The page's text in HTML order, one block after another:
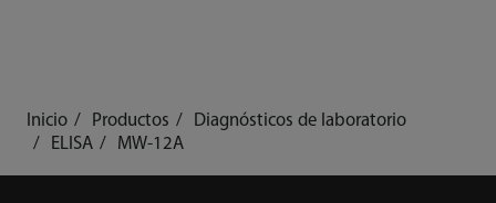
Inicio Productos
Diagnósticos de laboratorio
ELISA
MW-12A